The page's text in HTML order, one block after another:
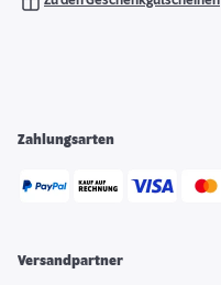
Zahlungsarten
Versandpartner